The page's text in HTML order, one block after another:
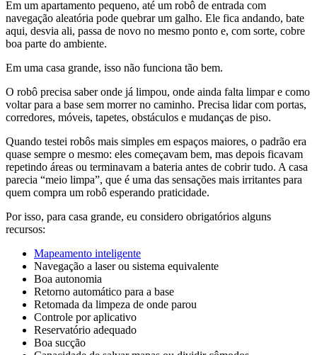
Em um apartamento pequeno, até um robô de entrada com
navegação aleatória pode quebrar um galho. Ele fica andando, bate
aqui, desvia ali, passa de novo no mesmo ponto e, com sorte, cobre
boa parte do ambiente.
Em uma casa grande, isso não funciona tão bem.
O robô precisa saber onde já limpou, onde ainda falta limpar e como
voltar para a base sem morrer no caminho. Precisa lidar com portas,
corredores, móveis, tapetes, obstáculos e mudanças de piso.
Quando testei robôs mais simples em espaços maiores, o padrão era
quase sempre o mesmo: eles começavam bem, mas depois ficavam
repetindo áreas ou terminavam a bateria antes de cobrir tudo. A casa
parecia “meio limpa”, que é uma das sensações mais irritantes para
quem compra um robô esperando praticidade.
Por isso, para casa grande, eu considero obrigatórios alguns
recursos:
Mapeamento inteligente
Navegação a laser ou sistema equivalente
Boa autonomia
Retorno automático para a base
Retomada da limpeza de onde parou
Controle por aplicativo
Reservatório adequado
Boa sucção